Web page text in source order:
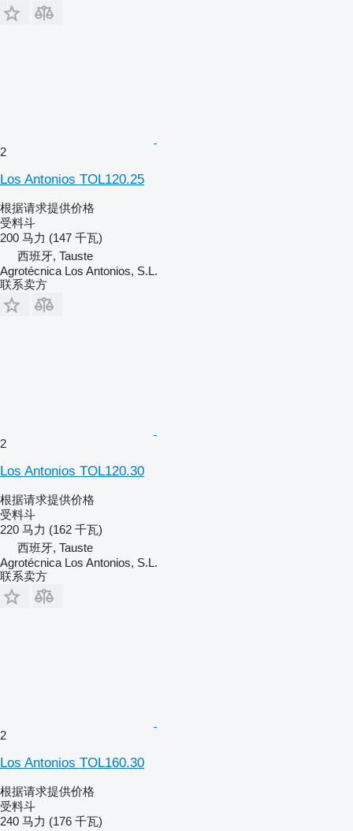
2
Los Antonios TOL120.25
根据请求提供价格
受料斗
200 马力 (147 千瓦)
西班牙, Tauste
Agrotécnica Los Antonios, S.L.
联系卖方
2
Los Antonios TOL120.30
根据请求提供价格
受料斗
220 马力 (162 千瓦)
西班牙, Tauste
Agrotécnica Los Antonios, S.L.
联系卖方
2
Los Antonios TOL160.30
根据请求提供价格
受料斗
240 马力 (176 千瓦)